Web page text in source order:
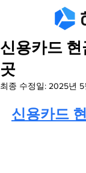
신용카드
곳
최종 수정일: 2025년 5
신용카드